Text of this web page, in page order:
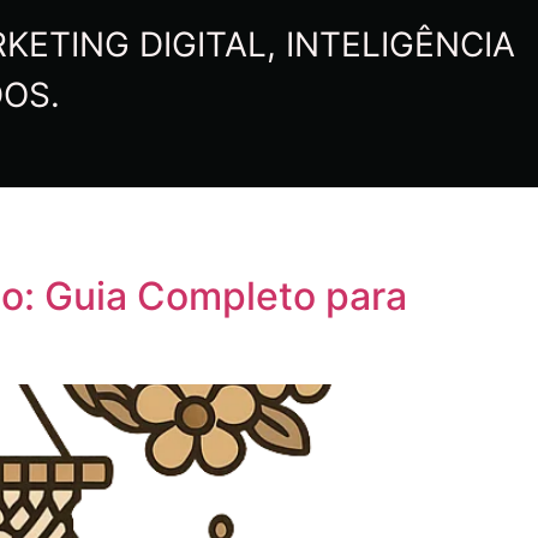
DIGITAL, INTELIGÊNCIA
Guia Completo para